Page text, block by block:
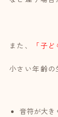
また、 「子
小さい年齢
音符が大き